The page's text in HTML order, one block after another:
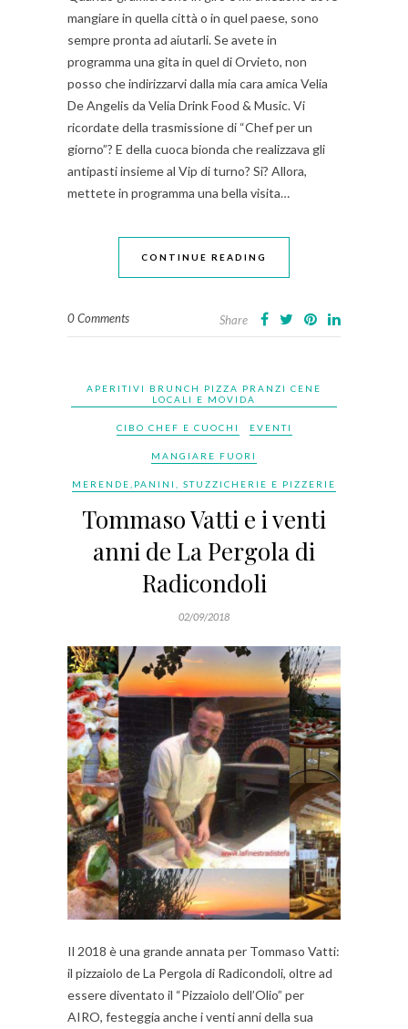
mangiare in quella città o in quel paese, sono
sempre pronta ad aiutarli. Se avete in
programma una gita in quel di Orvieto, non
posso che indirizzarvi dalla mia cara amica Velia
De Angelis da Velia Drink Food & Music. Vi
ricordate della trasmissione di “Chef per un
giorno”? E della cuoca bionda che realizzava gli
antipasti insieme al Vip di turno? Si? Allora,
mettete in programma una bella visita…
CONTINUE READING
0 Comments Share
APERITIVI BRUNCH PIZZA PRANZI CENE
LOCALI E MOVIDA
CIBO CHEF E CUOCHI EVENTI
MANGIARE FUORI
MERENDE,PANINI, STUZZICHERIE E PIZZERIE
Tommaso Vatti e i venti
anni de La Pergola di
Radicondoli
02/09/2018
Il 2018 è una grande annata per Tommaso Vatti:
il pizzaiolo de La Pergola di Radicondoli, oltre ad
essere diventato il “Pizzaiolo dell’Olio” per
AIRO, festeggia anche i venti anni della sua